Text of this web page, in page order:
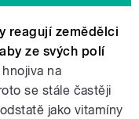
reagují zemědělci
ze svých polí
na
se stále častěji
jako vitamíny